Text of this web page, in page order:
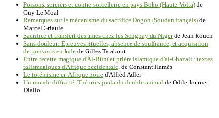
Poisons, sorciers et contre-sorcellerie en pays Bobo (Haute-Volta) de
Guy Le Moal
Remarques sur le mécanisme du sacrifice Dogon (Soudan français) de
Marcel Griaule
Sacrifice et transfert des âmes chez les Songhay du Nigerde Jean Rouch
Sans douleur: Épreuves rituelles, absence de souffrance, et acquisition
de pouvoirs en Inde de Gilles Tarabout
Entre recette magique d'Al-Bûnî et prière islamique d'al-Ghazali : textes
talismaniques d'Afrique occidentale . de Constant Hamès
Le totémisme en Afrique noire d'Alfred Adler
Un monde diffracté. Théories joola du double animal de Odile Journet-
Diallo